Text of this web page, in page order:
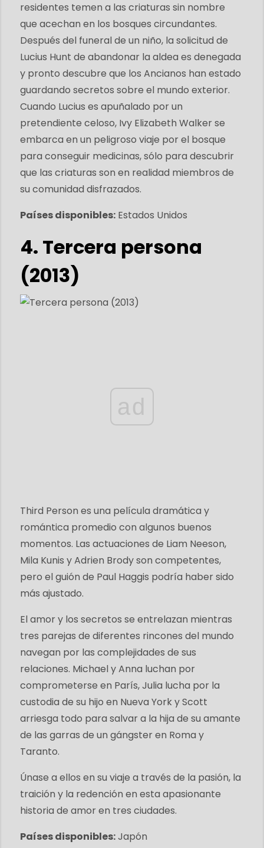
residentes temen a las criaturas sin nombre
que acechan en los bosques circundantes.
Después del funeral de un niño, la solicitud de
Lucius Hunt de abandonar la aldea es denegada
y pronto descubre que los Ancianos han estado
guardando secretos sobre el mundo exterior.
Cuando Lucius es apuñalado por un
pretendiente celoso, Ivy Elizabeth Walker se
embarca en un peligroso viaje por el bosque
para conseguir medicinas, sólo para descubrir
que las criaturas son en realidad miembros de
su comunidad disfrazados.
Países disponibles: Estados Unidos
4. Tercera persona
(2013)
ad
Third Person es una película dramática y
romántica promedio con algunos buenos
momentos. Las actuaciones de Liam Neeson,
Mila Kunis y Adrien Brody son competentes,
pero el guión de Paul Haggis podría haber sido
más ajustado.
El amor y los secretos se entrelazan mientras
tres parejas de diferentes rincones del mundo
navegan por las complejidades de sus
relaciones. Michael y Anna luchan por
comprometerse en París, Julia lucha por la
custodia de su hijo en Nueva York y Scott
arriesga todo para salvar a la hija de su amante
de las garras de un gángster en Roma y
Taranto.
Únase a ellos en su viaje a través de la pasión, la
traición y la redención en esta apasionante
historia de amor en tres ciudades.
Países disponibles:Japón